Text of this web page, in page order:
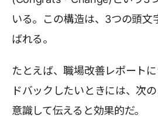
いる。この構造は、3つの頭文
ばれる。
たとえば、職場改善レポート
ドバックしたいときには、次
意識して伝えると効果的だ。